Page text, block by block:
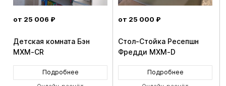
от 25 006 ₽
Детская комната Бэн
MXM-CR
Подробнее
от 25 000 ₽
Стол-Стойка Ресепшн
Фредди MXM-D
Подробнее